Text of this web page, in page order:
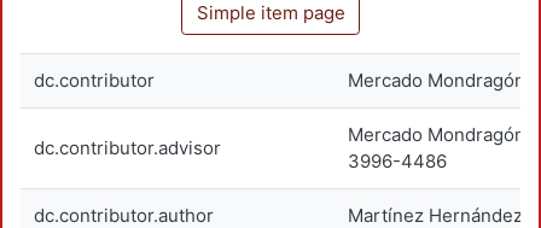
Simple item page
dc.contributor Mercado Mondragón,
dc.contributor.advisor
Mercado
3996-4486
dc.contributor.author Martínez Hernández,